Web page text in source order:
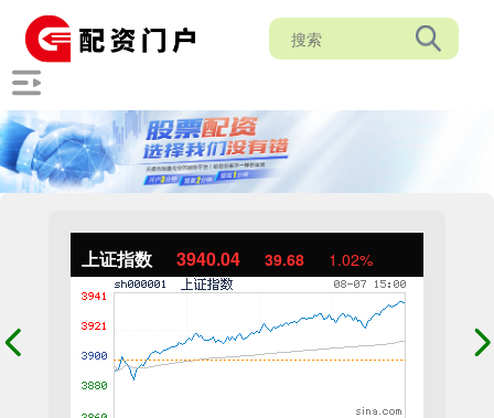
上证指数 3940.04 39.68 1.02%